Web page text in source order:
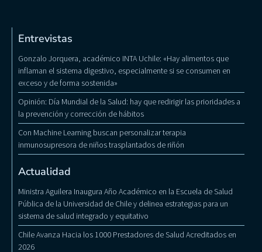
Entrevistas
Gonzalo Jorquera, académico INTA Uchile: «Hay alimentos que
inflaman el sistema digestivo, especialmente si se consumen en
exceso y de forma sostenida»
Opinión: Día Mundial de la Salud: hay que redirigir las prioridades a
la prevención y corrección de hábitos
Con Machine Learning buscan personalizar terapia
inmunosupresora de niños trasplantados de riñón
Actualidad
Ministra Aguilera Inaugura Año Académico en la Escuela de Salud
Pública de la Universidad de Chile y delinea estrategias para un
sistema de salud integrado y equitativo
Chile Avanza Hacia los 1000 Prestadores de Salud Acreditados en
2026